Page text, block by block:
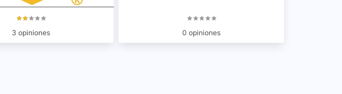
3 opiniones 0 opiniones